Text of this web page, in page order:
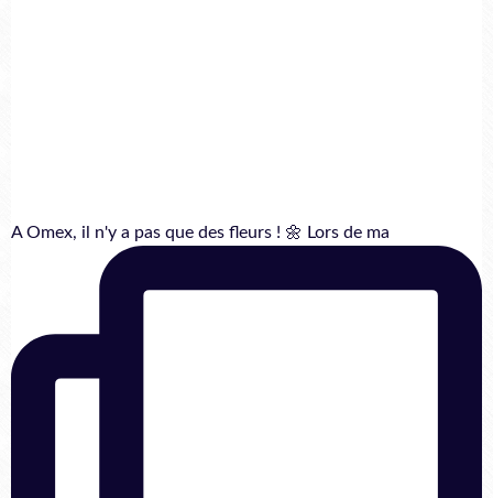
A Omex, il n'y a pas que des fleurs ! 🌼 Lors de ma